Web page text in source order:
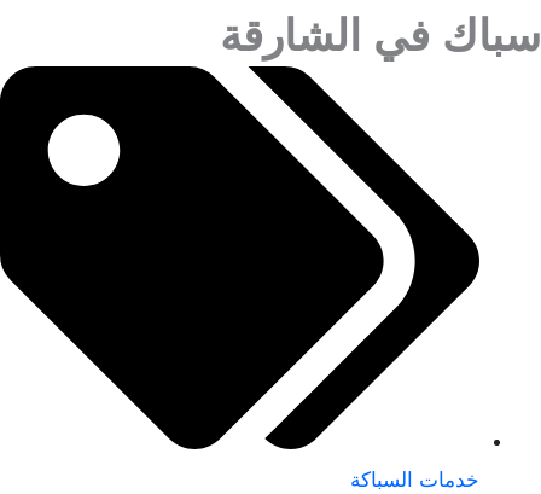
سباك في الشارقة
خدمات السباكة